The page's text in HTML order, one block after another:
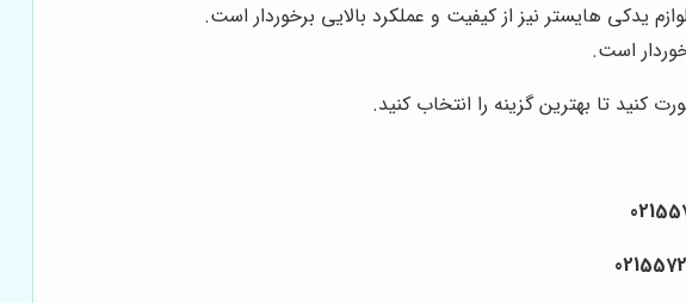
یدکی هایستر نیز از کیفیت و عملکرد بالایی برخوردار است.
است.
کنید تا بهترین گزینه را انتخاب کنید.